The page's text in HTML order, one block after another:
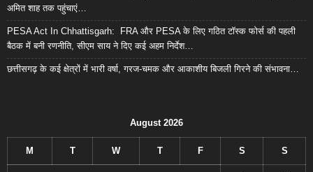
अमित शाह तक पहुंचाएं…
PESA Act In Chhattisgarh: FRA और PESA के लिए गठित टॉस्क फोर्स की पहली
बैठक में बनी रणनीति, सीएम साय ने दिए कई अहम निर्देश…
छत्तीसगढ़ के कई क्षेत्रों में भारी वर्षा, गरज-चमक और आकाशीय बिजली गिरने की संभावना…
August 2026
M T W T F S S